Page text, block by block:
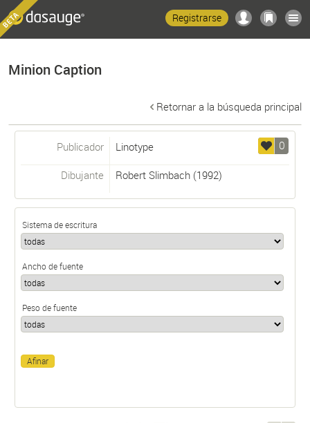
Registrarse
Minion Caption
Retornar a la búsqueda principal
0
Publicador Linotype
Dibujante Robert Slimbach(1992)
Sistema de escritura
Ancho de fuente
Peso de fuente